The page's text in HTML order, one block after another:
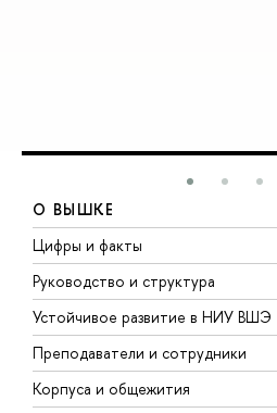
О ВЫШКЕ
Цифры и факты
Руководство и структура
Устойчивое развитие в НИУ ВШЭ
Преподаватели и сотрудники
Корпуса и общежития